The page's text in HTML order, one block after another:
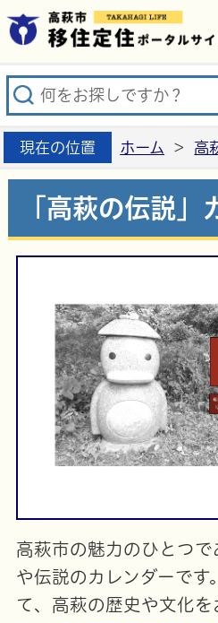
現在の位置 ホーム > 高
「高萩の伝説」
高萩市の魅力のひとつ
や伝説のカレンダーです
て、高萩の歴史や文化